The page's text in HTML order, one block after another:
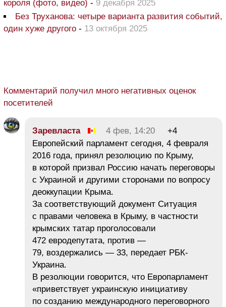
короля (фото, видео) - 9 декабря 2025
Без Труханова: четыре варианта развития событий,
один хуже другого - 13 октября 2025
Комментарий получил много негативных оценок
посетителей
Заревласта 4 фев, 14:20
+4
Европейский парламент сегодня, 4 февраля
2016 года, принял резолюцию по Крыму,
в которой призвал Россию начать переговоры
с Украиной и другими сторонами по вопросу
деоккупации Крыма.
За соответствующий документ Ситуация
с правами человека в Крыму, в частности
крымских татар проголосовали
472 евродепутата, против —
79, воздержались — 33, передает РБК-
Украина.
В резолюции говорится, что Европарламент
«приветствует украинскую инициативу
по созданию международного переговорного